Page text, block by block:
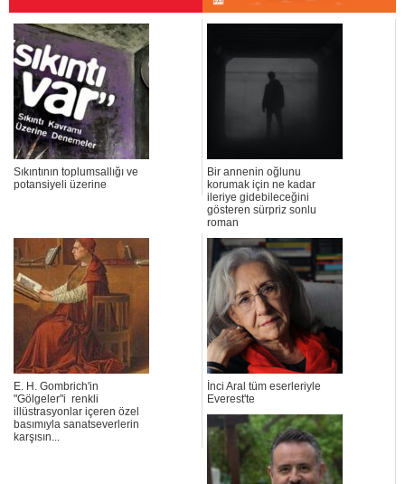
Sıkıntının toplumsallığı ve
potansiyeli üzerine
Bir annenin oğlunu
korumak için ne kadar
ileriye gidebileceğini
gösteren sürpriz sonlu
roman
E. H. Gombrich'in
"Gölgeler"i renkli
illüstrasyonlar içeren özel
basımıyla sanatseverlerin
karşısın...
İnci Aral tüm eserleriyle
Everest'te